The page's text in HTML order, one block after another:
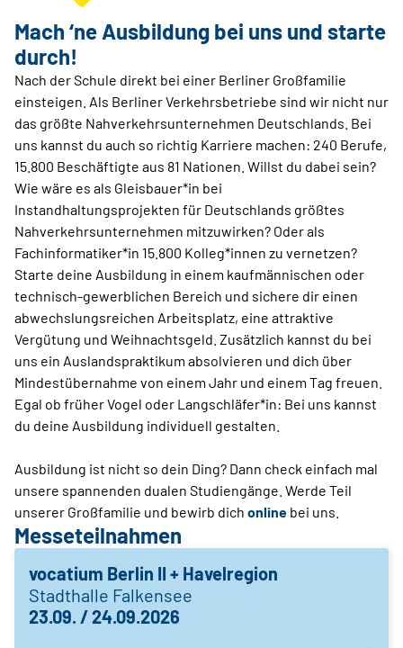
Mach ‘ne Ausbildung bei uns und starte
durch!
Nach der Schule direkt bei einer Berliner Großfamilie
einsteigen. Als Berliner Verkehrsbetriebe sind wir nicht nur
das größte Nahverkehrsunternehmen Deutschlands. Bei
uns kannst du auch so richtig Karriere machen: 240 Berufe,
15.800 Beschäftigte aus 81 Nationen. Willst du dabei sein?
Wie wäre es als Gleisbauer*in bei
Instandhaltungsprojekten für Deutschlands größtes
Nahverkehrsunternehmen mitzuwirken? Oder als
Fachinformatiker*in 15.800 Kolleg*innen zu vernetzen?
Starte deine Ausbildung in einem kaufmännischen oder
technisch-gewerblichen Bereich und sichere dir einen
abwechslungsreichen Arbeitsplatz, eine attraktive
Vergütung und Weihnachtsgeld. Zusätzlich kannst du bei
uns ein Auslandspraktikum absolvieren und dich über
Mindestübernahme von einem Jahr und einem Tag freuen.
Egal ob früher Vogel oder Langschläfer*in: Bei uns kannst
du deine Ausbildung individuell gestalten.
Ausbildung ist nicht so dein Ding? Dann check einfach mal
unsere spannenden dualen Studiengänge. Werde Teil
unserer Großfamilie und bewirb dich online bei uns.
Messeteilnahmen
vocatium Berlin II + Havelregion
Stadthalle Falkensee
23.09. / 24.09.2026